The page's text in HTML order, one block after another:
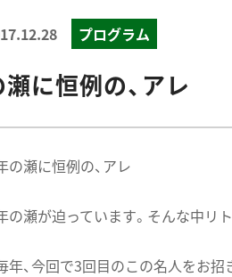
プログラム
に恒例の、アレ
の瀬に恒例の、アレ
の瀬が迫っています。そんな中リ
年、今回で3回目のこの名人をお招